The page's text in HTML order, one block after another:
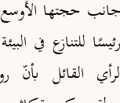
حجتها
للتنازع في
القائل بأنّ